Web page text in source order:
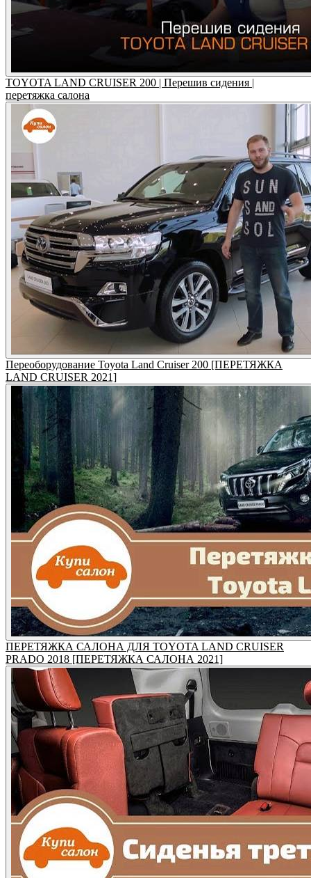
TOYOTA LAND CRUISER 200 | Перешив сидения |
перетяжка салона
Переоборудование Toyota Land Cruiser 200 [ПЕРЕТЯЖКА
LAND CRUISER 2021]
ПЕРЕТЯЖКА САЛОНА ДЛЯ TOYOTA LAND CRUISER
PRADO 2018 [ПЕРЕТЯЖКА САЛОНА 2021]